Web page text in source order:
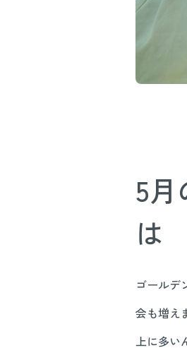
5
は
ゴールデ
会も増え
上に多い